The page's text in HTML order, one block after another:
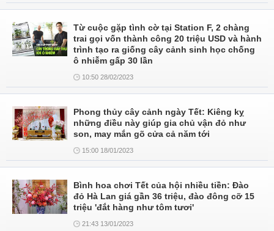
Từ cuộc gặp tình cờ tại Station F, 2 chàng
trai gọi vốn thành công 20 triệu USD và hành
trình tạo ra giống cây cảnh sinh học chống
ô nhiễm gấp 30 lần
10:50 28/02/2023
Phong thủy cây cảnh ngày Tết: Kiêng kỵ
những điều này giúp gia chủ vận đỏ như
son, may mắn gõ cửa cả năm tới
15:00 18/01/2023
Bình hoa chơi Tết của hội nhiều tiền: Đào
đỏ Hà Lan giá gần 36 triệu, đào đông cỡ 15
triệu 'đắt hàng như tôm tươi'
21:43 13/01/2023